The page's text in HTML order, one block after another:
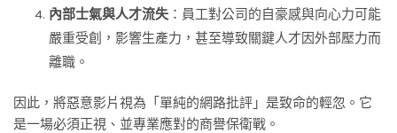
內部士氣與人才流失 ：員工對公司的自豪感與向心力可能
嚴重受創，影響生產力，甚至導致關鍵人才因外部壓力而
離職。
因此，將惡意影片視為「單純的網路批評」是致命的輕忽。它
是一場必須正視、並專業應對的商譽保衛戰。